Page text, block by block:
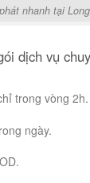
nhanh tại
dịch vụ
trong vòng 2h.
ngày.